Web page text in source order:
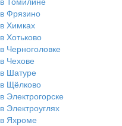
Фрязино
Химках
Хотьково
Черноголовке
Чехове
Шатуре
Щёлково
Электрогорске
Электроуглях
Яхроме